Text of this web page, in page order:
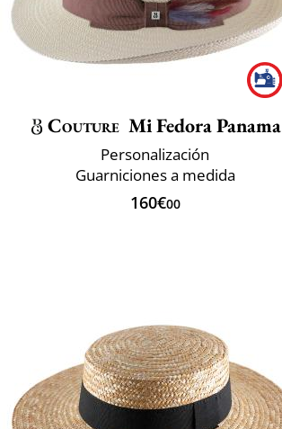
Couture Mi Fedora Panama
Personalización
Guarniciones a medida
160€00